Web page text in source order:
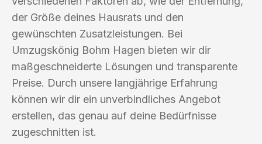
der Größe deines Hausrats und den
gewünschten Zusatzleistungen. Bei
Umzugskönig Bohm Hagen bieten wir dir
maßgeschneiderte Lösungen und transparente
Preise. Durch unsere langjährige Erfahrung
können wir dir ein unverbindliches Angebot
erstellen, das genau auf deine Bedürfnisse
zugeschnitten ist.